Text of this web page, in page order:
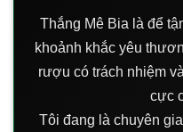
Thắng Mê Bia là để
khoảnh khắc yêu
rượu có trách nhiệm
cực
Tôi đang là chuyên